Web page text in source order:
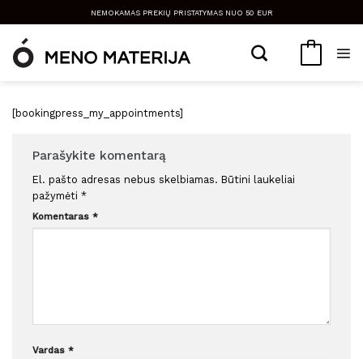
to
content
NEMOKAMAS PREKIŲ PRISTATYMAS NUO 50 EUR
[bookingpress_my_appointments]
Parašykite komentarą
El. pašto adresas nebus skelbiamas. Būtini laukeliai
pažymėti *
Komentaras *
Vardas *